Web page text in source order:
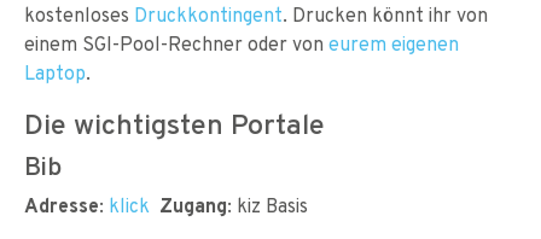
kostenloses Druckkontingent. Drucken könnt ihr von
einem SGI-Pool-Rechner oder von eurem eigenen
Laptop.
Die wichtigsten Portale
Bib
Adresse: klick Zugang: kiz Basis